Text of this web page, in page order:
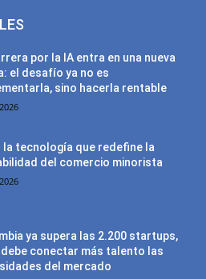
por la IA entra en una nueva
el desafío ya no es
sino hacerla rentable
la tecnología que redefine la
del comercio minorista
ya supera las 2.200 startups,
conectar más talento las
del mercado